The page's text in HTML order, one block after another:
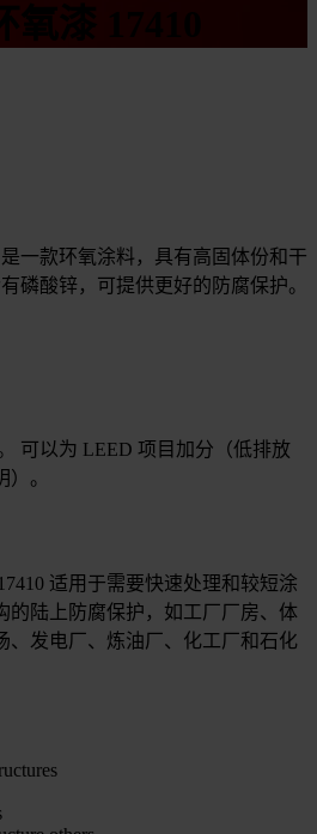
氧漆 17410
一款环氧涂料，具有高固体份和干
磷酸锌，可提供更好的防腐保护。
可以为 LEED 项目加分（低排放
。
适用于需要快速处理和较短涂
的陆上防腐保护，如工厂厂房、体
、发电厂、炼油厂、化工厂和石化